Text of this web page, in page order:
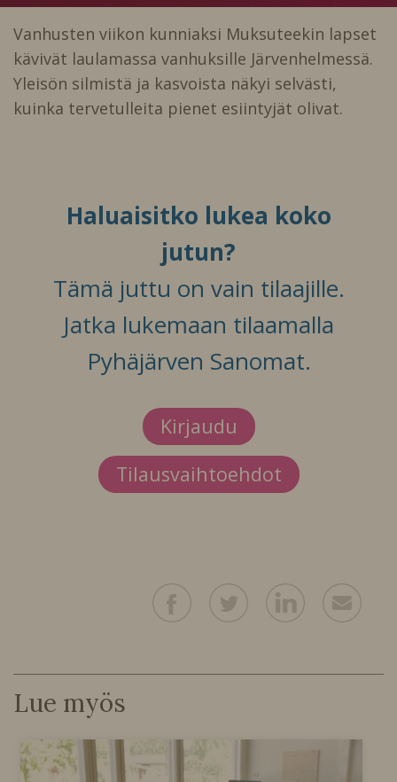
Vanhusten viikon kunniaksi Muksuteekin lapset
kävivät laulamassa vanhuksille Järvenhelmessä.
Yleisön silmistä ja kasvoista näkyi selvästi,
kuinka tervetulleita pienet esiintyjät olivat.
Haluaisitko lukea koko
jutun?
Tämä juttu on vain tilaajille.
Jatka lukemaan tilaamalla
Pyhäjärven Sanomat.
Kirjaudu
Tilausvaihtoehdot
Lue myös